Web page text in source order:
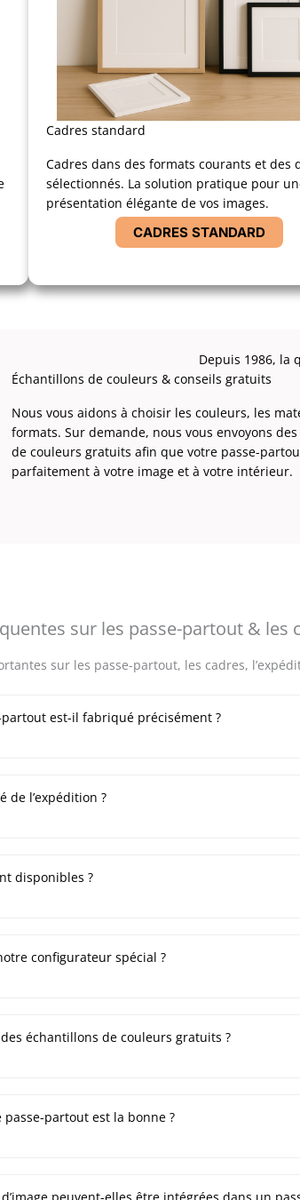
Cadres standard
Cadres dans des formats courants et des
sélectionnés. La solution pratique pour
présentation élégante de vos images.
CADRES STANDARD
Depuis 1986, la
Échantillons de couleurs & conseils gratuits
Nous vous aidons à choisir les couleurs, les
formats. Sur demande, nous vous envoyons
de couleurs gratuits afin que votre passe-
parfaitement à votre image et à votre intérieur.
sur les passe-partout & les
sur les passe-partout, les cadres,
est-il fabriqué précisément ?
de l’expédition ?
disponibles ?
configurateur spécial ?
échantillons de couleurs gratuits ?
partout est la bonne ?